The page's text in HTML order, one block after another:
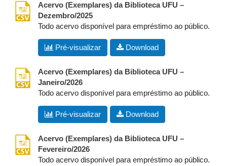
Acervo (Exemplares) da Biblioteca UFU –
Dezembro/2025
csv
Todo acervo disponível para empréstimo ao público.
Pré-visualizar Download
Acervo (Exemplares) da Biblioteca UFU –
Janeiro/2026
csv
Todo acervo disponível para empréstimo ao público.
Pré-visualizar Download
Acervo (Exemplares) da Biblioteca UFU –
Fevereiro/2026
csv
Todo acervo disponível para empréstimo ao público.